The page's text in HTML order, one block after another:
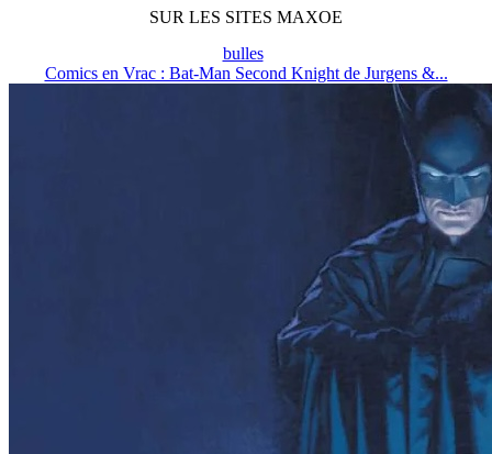
SUR LES SITES MAXOE
bulles
Comics en Vrac : Bat-Man Second Knight de Jurgens &...